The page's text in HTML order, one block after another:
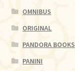
OMNIBUS
ORIGINAL
PANDORA BOOKS
PANINI